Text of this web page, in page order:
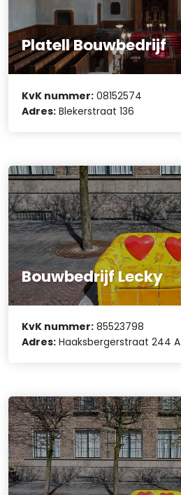
Platell Bouwbedrijf
KvK nummer: 08152574
Adres: Blekerstraat 136
Bouwbedrijf Lecky
KvK nummer: 85523798
Adres: Haaksbergerstraat 244 A